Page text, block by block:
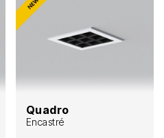
Quadro
Encastré